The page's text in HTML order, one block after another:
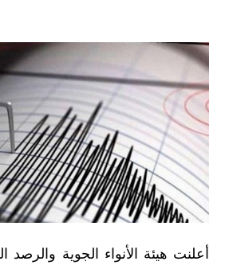
الرواتب
المنح
قطع
اخبار
أعلنت هيئة الأنواء الجوية والرصد